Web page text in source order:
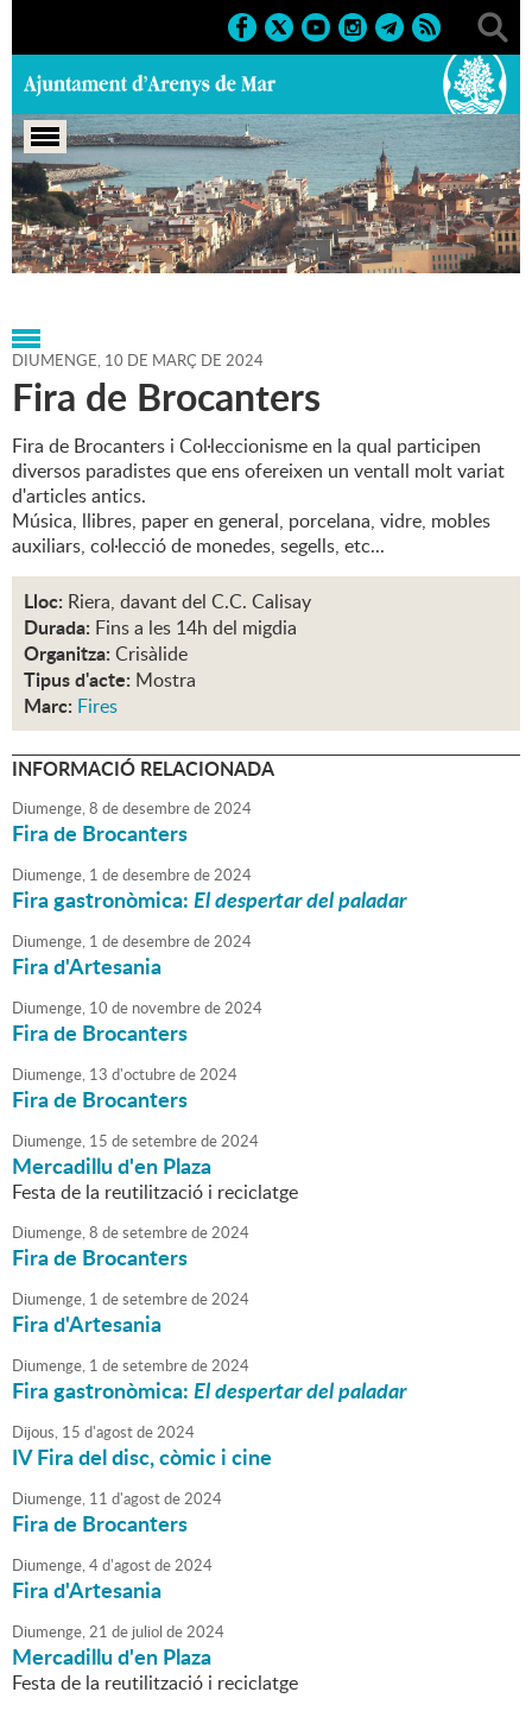
Portada > Agenda > 10-03-
2024 > Marcs > Societat > 2024 > Fires
DIUMENGE, 10 DE MARÇ DE 2024
Fira de Brocanters
Fira de Brocanters i Col·leccionisme en la qual participen
diversos paradistes que ens ofereixen un ventall molt variat
d'articles antics.
Música, llibres, paper en general, porcelana, vidre, mobles
auxiliars, col·lecció de monedes, segells, etc...
Lloc: Riera, davant del C.C. Calisay
Durada: Fins a les 14h del migdia
Organitza: Crisàlide
Tipus d'acte: Mostra
Marc: Fires
INFORMACIÓ RELACIONADA
Diumenge,8 dedesembrede2024
Fira de Brocanters
Diumenge, 1 dedesembrede2024
Fira gastronòmica:El despertar del paladar
Diumenge, 1 dedesembrede2024
Fira d'Artesania
Diumenge, 10 de novembrede2024
Fira de Brocanters
Diumenge, 13 d'octubrede2024
Fira de Brocanters
Diumenge, 15 desetembrede2024
Mercadillu d'en Plaza
Festa de la reutilització i reciclatge
Diumenge,8 desetembrede2024
Fira de Brocanters
Diumenge, 1 desetembrede2024
Fira d'Artesania
Diumenge, 1 desetembrede2024
Fira gastronòmica:El despertar del paladar
Dijous, 15 d'agostde2024
IV Fira del disc, còmic i cine
Diumenge, 11 d'agostde2024
Fira de Brocanters
Diumenge,4d'agostde2024
Fira d'Artesania
Diumenge,21 de juliol de2024
Mercadillu d'en Plaza
Festa de la reutilització i reciclatge